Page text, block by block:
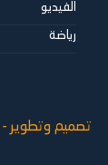
الفيديو
رياضة
تصميم وتطوير -